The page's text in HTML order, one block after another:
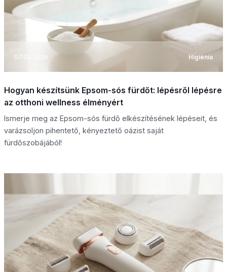
07.08.2026 Higiénia
Hogyan készítsünk Epsom-sós fürdőt: lépésről lépésre
az otthoni wellness élményért
Ismerje meg az Epsom-sós fürdő elkészítésének lépéseit, és
varázsoljon pihentető, kényeztető oázist saját
fürdőszobájából!